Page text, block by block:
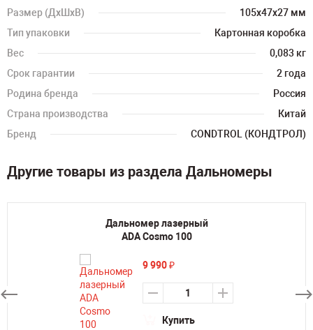
Размер (ДхШхВ)
105х47х27 мм
Тип упаковки
Картонная коробка
Вес
0,083 кг
Срок гарантии
2 года
Родина бренда
Россия
Страна производства
Китай
Бренд
CONDTROL (КОНДТРОЛ)
Другие товары из раздела Дальномеры
Дальномер лазерный
ADA Cosmo 100
9 990₽
Купить